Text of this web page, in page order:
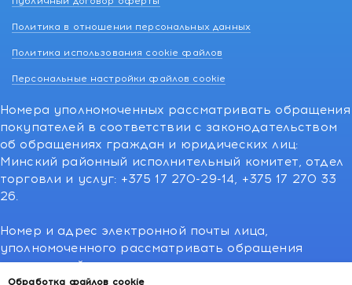
Обработка файлов cookie
Политика в отношении персональных данных
Политика использования cookie файлов
Персональные настройки файлов cookie
Номера уполномоченных рассматривать обращения
покупателей в соответствии с законодательством
об обращениях граждан и юридических лиц:
Минский районный исполнительный комитет, отдел
торговли и услуг: +375 17 270-29-14, +375 17 270 33
26.
Номер и адрес электронной почты лица,
уполномоченного рассматривать обращения
покупателей о нарушении их прав,